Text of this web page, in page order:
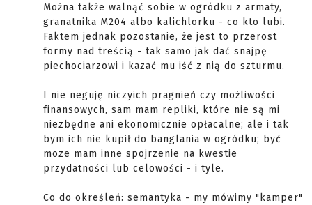
Można także walnąć sobie w ogródku z armaty,
granatnika M204 albo kalichlorku - co kto lubi.
Faktem jednak pozostanie, że jest to przerost
formy nad treścią - tak samo jak dać snajpę
piechociarzowi i kazać mu iść z nią do szturmu.
I nie neguję niczyich pragnień czy możliwości
finansowych, sam mam repliki, które nie są mi
niezbędne ani ekonomicznie opłacalne; ale i tak
bym ich nie kupił do banglania w ogródku; być
moze mam inne spojrzenie na kwestie
przydatności lub celowości - i tyle.
Co do określeń: semantyka - my mówimy "kamper"